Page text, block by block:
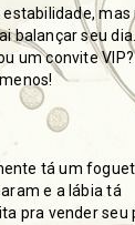
mas
balançar seu dia.
um convite VIP?
tá um
e a lábia tá
pra vender seu